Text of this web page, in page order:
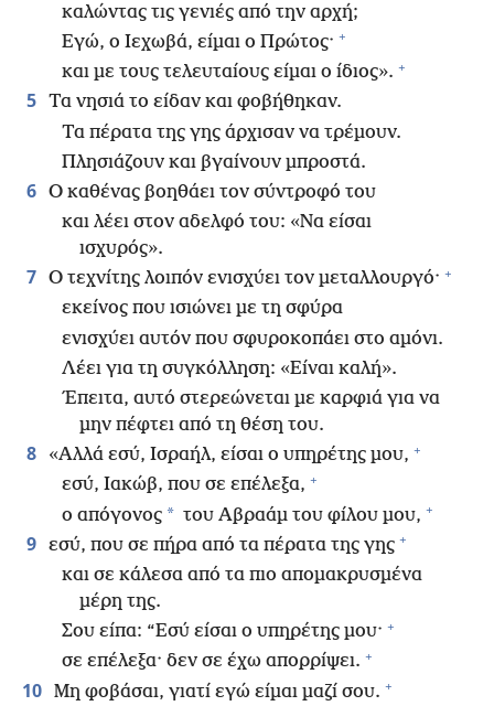
καλώντας τις γενιές από την αρχή;
Εγώ, ο Ιεχωβά, είμαι ο Πρώτος· +
και με τους τελευταίους είμαι ο ίδιος». +
5 Τα νησιά το είδαν και φοβήθηκαν.
Τα πέρατα της γης άρχισαν να τρέμουν.
Πλησιάζουν και βγαίνουν μπροστά.
6 Ο καθένας βοηθάει τον σύντροφό του
και λέει στον αδελφό του: «Να είσαι
ισχυρός».
7 Ο τεχνίτης λοιπόν ενισχύει τον μεταλλουργό· +
εκείνος που ισιώνει με τη σφύρα
ενισχύει αυτόν που σφυροκοπάει στο αμόνι.
Λέει για τη συγκόλληση: «Είναι καλή».
Έπειτα, αυτό στερεώνεται με καρφιά για να
μην πέφτει από τη θέση του.
8 «Αλλά εσύ, Ισραήλ, είσαι ο υπηρέτης μου, +
εσύ, Ιακώβ, που σε επέλεξα, +
ο απόγονος * του Αβραάμ του φίλου μου, +
9 εσύ, που σε πήρα από τα πέρατα της γης +
και σε κάλεσα από τα πιο απομακρυσμένα
μέρη της.
Σου είπα: “Εσύ είσαι ο υπηρέτης μου· +
σε επέλεξα· δεν σε έχω απορρίψει. +
10 Μη φοβάσαι, γιατί εγώ είμαι μαζί σου. +